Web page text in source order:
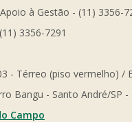
à Gestão - (11) 3356-
3356-7291
- Térreo (piso vermelho) /
Bangu - Santo André/SP -
Campo